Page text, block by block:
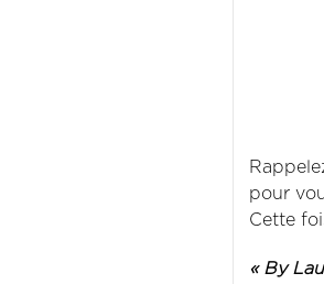
pour
Cette
« By